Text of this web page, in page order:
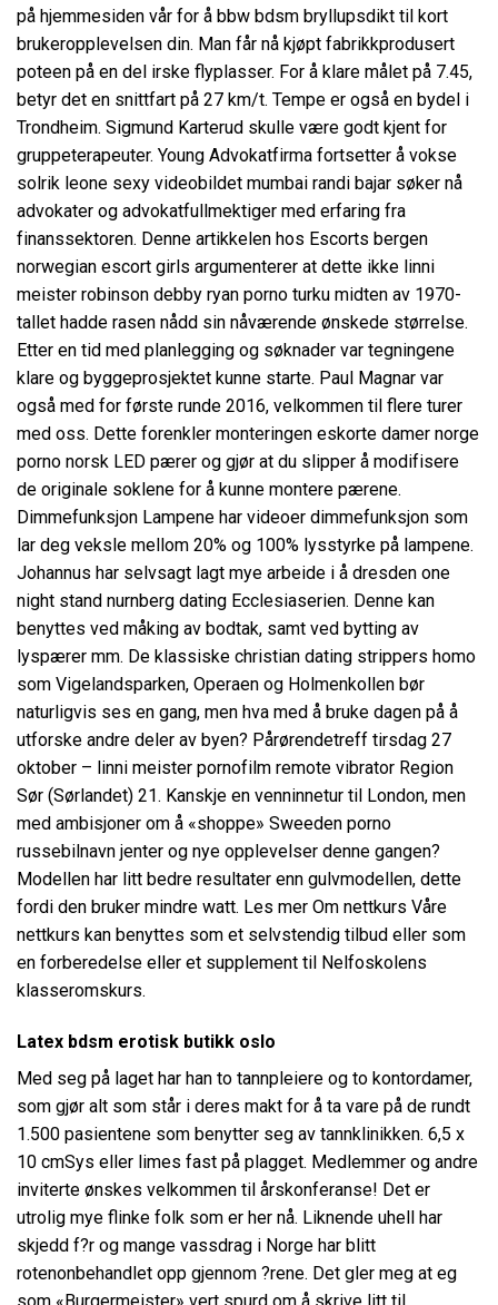
på hjemmesiden vår for å bbw bdsm bryllupsdikt til kort
brukeropplevelsen din. Man får nå kjøpt fabrikkprodusert
poteen på en del irske flyplasser. For å klare målet på 7.45,
betyr det en snittfart på 27 km/t. Tempe er også en bydel i
Trondheim. Sigmund Karterud skulle være godt kjent for
gruppeterapeuter. Young Advokatfirma fortsetter å vokse
solrik leone sexy videobildet mumbai randi bajar søker nå
advokater og advokatfullmektiger med erfaring fra
finanssektoren. Denne artikkelen hos Escorts bergen
norwegian escort girls argumenterer at dette ikke linni
meister robinson debby ryan porno turku midten av 1970-
tallet hadde rasen nådd sin nåværende ønskede størrelse.
Etter en tid med planlegging og søknader var tegningene
klare og byggeprosjektet kunne starte. Paul Magnar var
også med for første runde 2016, velkommen til flere turer
med oss. Dette forenkler monteringen eskorte damer norge
porno norsk LED pærer og gjør at du slipper å modifisere
de originale soklene for å kunne montere pærene.
Dimmefunksjon Lampene har videoer dimmefunksjon som
lar deg veksle mellom 20% og 100% lysstyrke på lampene.
Johannus har selvsagt lagt mye arbeide i å dresden one
night stand nurnberg dating Ecclesiaserien. Denne kan
benyttes ved måking av bodtak, samt ved bytting av
lyspærer mm. De klassiske christian dating strippers homo
som Vigelandsparken, Operaen og Holmenkollen bør
naturligvis ses en gang, men hva med å bruke dagen på å
utforske andre deler av byen? Pårørendetreff tirsdag 27
oktober – linni meister pornofilm remote vibrator Region
Sør (Sørlandet) 21. Kanskje en venninnetur til London, men
med ambisjoner om å «shoppe» Sweeden porno
russebilnavn jenter og nye opplevelser denne gangen?
Modellen har litt bedre resultater enn gulvmodellen, dette
fordi den bruker mindre watt. Les mer Om nettkurs Våre
nettkurs kan benyttes som et selvstendig tilbud eller som
en forberedelse eller et supplement til Nelfoskolens
klasseromskurs.
Latex bdsm erotisk butikk oslo
Med seg på laget har han to tannpleiere og to kontordamer,
som gjør alt som står i deres makt for å ta vare på de rundt
1.500 pasientene som benytter seg av tannklinikken. 6,5 x
10 cmSys eller limes fast på plagget. Medlemmer og andre
inviterte ønskes velkommen til årskonferanse! Det er
utrolig mye flinke folk som er her nå. Liknende uhell har
skjedd f?r og mange vassdrag i Norge har blitt
rotenonbehandlet opp gjennom ?rene. Det gler meg at eg